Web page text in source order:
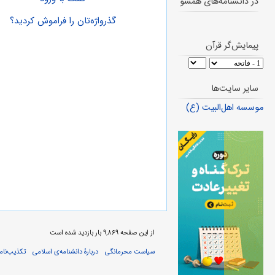
گذرواژه‌تان را فراموش کردید؟
پیمایش‌گر قرآن
سایر سایت‌ها
موسسه اهل‌البیت (ع)
از این صفحه ۹,۸۶۹ بار بازدید شده است
سیاست محرمانگی
دربارهٔ دانشنامه‌ی اسلامی